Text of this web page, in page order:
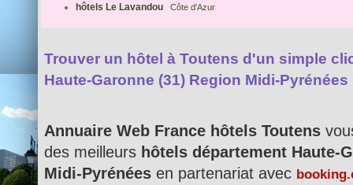
hôtels Le Lavandou Côte d'Azur
Trouver un hôtel à Toutens d'un simple
Haute-Garonne (31) Region Midi-Pyrénées
Annuaire Web France hôtels Toutens
des meilleurs hôtels département Haute-
Midi-Pyrénées en partenariat avec